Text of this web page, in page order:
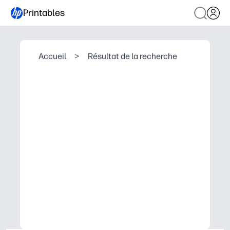
Printables
Accueil > Résultat de la recherche